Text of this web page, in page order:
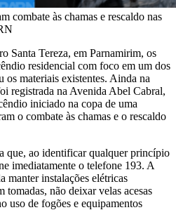
combate às chamas e rescaldo nas
Santa Tereza, em Parnamirim, os
residencial com foco em um dos
os materiais existentes. Ainda na
registrada na Avenida Abel Cabral,
iniciado na copa de uma
o combate às chamas e o rescaldo
que, ao identificar qualquer princípio
imediatamente o telefone 193. A
manter instalações elétricas
tomadas, não deixar velas acesas
uso de fogões e equipamentos